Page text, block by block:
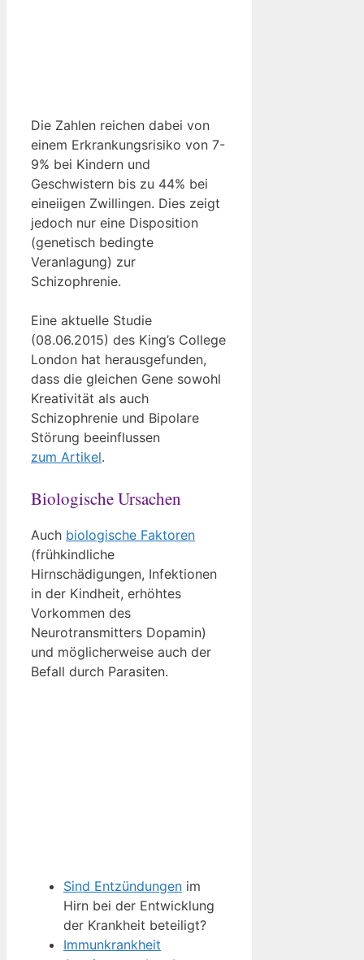
Die Zahlen reichen dabei von
einem Erkrankungsrisiko von 7-
9% bei Kindern und
Geschwistern bis zu 44% bei
eineiigen Zwillingen. Dies zeigt
jedoch nur eine Disposition
(genetisch bedingte
Veranlagung) zur
Schizophrenie.
Eine aktuelle Studie
(08.06.2015) des King’s College
London hat herausgefunden,
dass die gleichen Gene sowohl
Kreativität als auch
Schizophrenie und Bipolare
Störung beeinflussen
zum Artikel.
Biologische Ursachen
Auch biologische Faktoren
(frühkindliche
Hirnschädigungen, Infektionen
in der Kindheit, erhöhtes
Vorkommen des
Neurotransmitters Dopamin)
und möglicherweise auch der
Befall durch Parasiten.
Sind Entzündungen im
Hirn bei der Entwicklung
der Krankheit beteiligt?
Immunkrankheit